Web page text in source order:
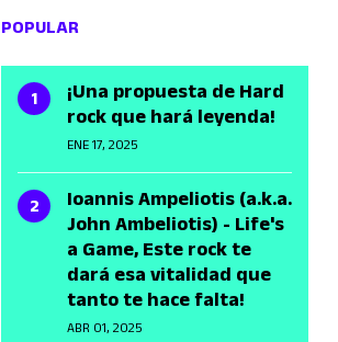
POPULAR
¡Una propuesta de Hard
rock que hará leyenda!
ENE 17, 2025
Ioannis Ampeliotis (a.k.a.
John Ambeliotis) - Life's
a Game, Este rock te
dará esa vitalidad que
tanto te hace falta!
ABR 01, 2025